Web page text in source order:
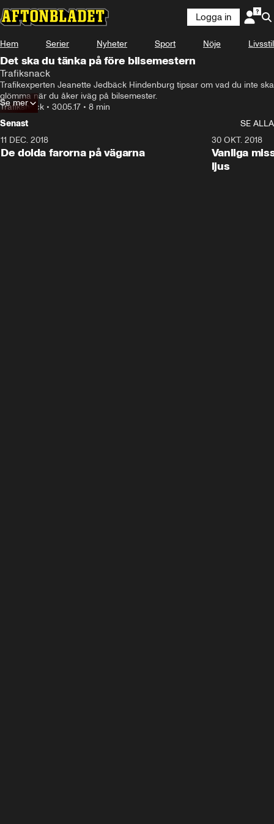
Logga in
Hem Serier Nyheter Sport Nöje Livsstil
Det ska du tänka på före bilsemestern
Trafiksnack
Trafikexperten Jeanette Jedbäck Hindenburg tipsar om vad du inte ska
glömma när du åker iväg på bilsemester.
Trafiksnack • 30.05.17 • 8 min
Se mer
Senast
SE ALLA
11 DEC. 2018
De dolda farorna på vägarna
30 OKT. 2018
Vanliga
ljus